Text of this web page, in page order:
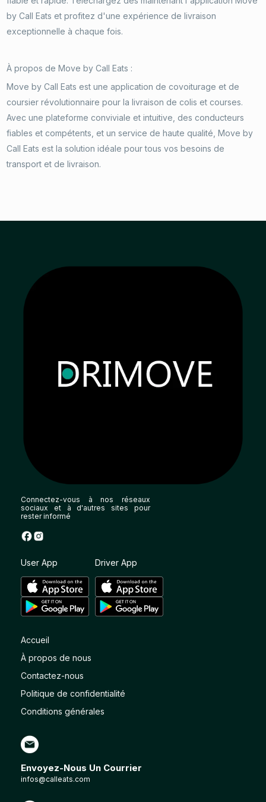
by Call Eats et profitez d'une expérience de livraison
exceptionnelle à chaque fois.
À propos de Move by Call Eats :
Move by Call Eats est une application de covoiturage et de
coursier révolutionnaire pour la livraison de colis et courses.
Avec une plateforme conviviale et intuitive, des conducteurs
fiables et compétents, et un service de haute qualité, Move by
Call Eats est la solution idéale pour tous vos besoins de
transport et de livraison.
Connectez-vous à nos réseaux
sociaux et à d'autres sites pour
rester informé
User App Driver App
Accueil
À propos de nous
Contactez-nous
Politique de confidentialité
Conditions générales
Envoyez-Nous Un Courrier
infos@calleats.com